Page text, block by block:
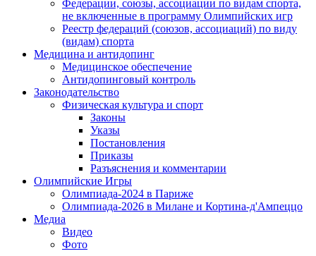
Федерации, союзы, ассоциации по видам спорта,
не включенные в программу Олимпийских игр
Реестр федераций (союзов, ассоциаций) по виду
(видам) спорта
Медицина и антидопинг
Медицинское обеспечение
Антидопинговый контроль
Законодательство
Физическая культура и спорт
Законы
Указы
Постановления
Приказы
Разъяснения и комментарии
Олимпийские Игры
Олимпиада-2024 в Париже
Олимпиада-2026 в Милане и Кортина-д'Ампеццо
Медиа
Видео
Фото